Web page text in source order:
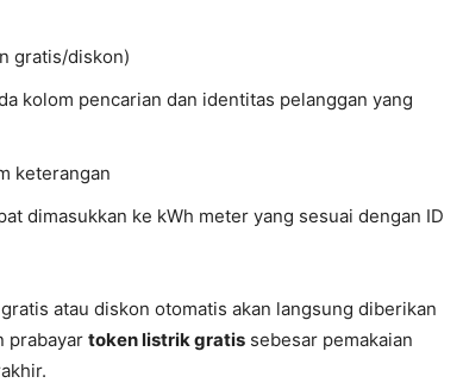
gratis/diskon)
kolom pencarian dan identitas pelanggan yang
keterangan
dimasukkan ke kWh meter yang sesuai dengan ID
atau diskon otomatis akan langsung diberikan
prabayar token listrik gratis sebesar pemakaian